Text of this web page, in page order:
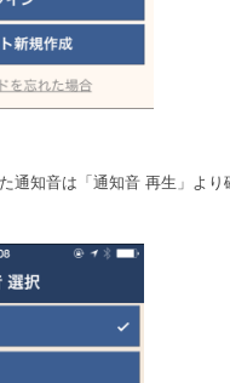
通知音は「通知音 再生」より